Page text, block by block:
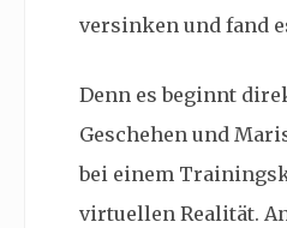
versinken und fand
Denn es beginnt
Geschehen und
bei einem
virtuellen Realität.